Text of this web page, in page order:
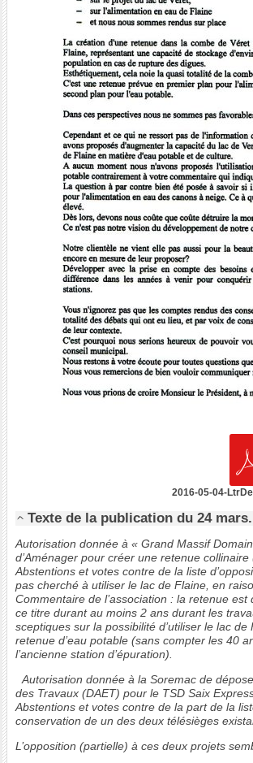
2016-05-04-
Texte de la publication du 24 mars.
Autorisation donnée à « Grand Massif
d’Aménager pour créer une retenue
Abstentions et votes contre de la liste
pas cherché à utiliser le lac de Flaine, en
Commentaire de l’association : la retenue
ce titre durant au moins 2 ans durant les
sceptiques sur la possibilité d’utiliser le lac
retenue d’eau potable (sans compter les 40
l’ancienne station d’épuration).
Autorisation donnée à la Soremac de
des Travaux (DAET) pour le TSD Saix
Abstentions et votes contre de la part de la
conservation de un des deux télésièges
L’opposition (partielle) à ces deux projets